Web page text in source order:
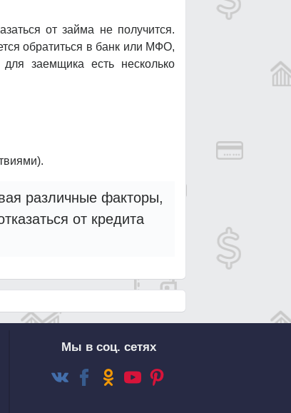
от займа не получится.
обратиться в банк или МФО,
заемщика есть несколько
различные факторы,
от кредита
Мы в соц. сетях